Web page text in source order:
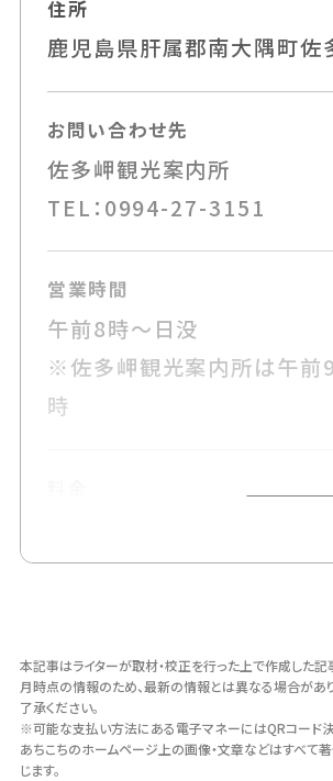
住所
鹿児島県肝属郡南大隅町佐
お問い合わせ先
佐多岬観光案内所
TEL：0994-27-3151
営業時間
午前8時～日没
※佐多岬観光案内所は午前
時
本記事はライターが取材・校正を行った上で作成した記
月時点の情報のため、最新の情報とは異なる場合があ
了承ください。
※可能な支払い方法にある電子マネーにはQRコード決
あちこちのホームページ上の画像・⽂章などはすべて
じます。